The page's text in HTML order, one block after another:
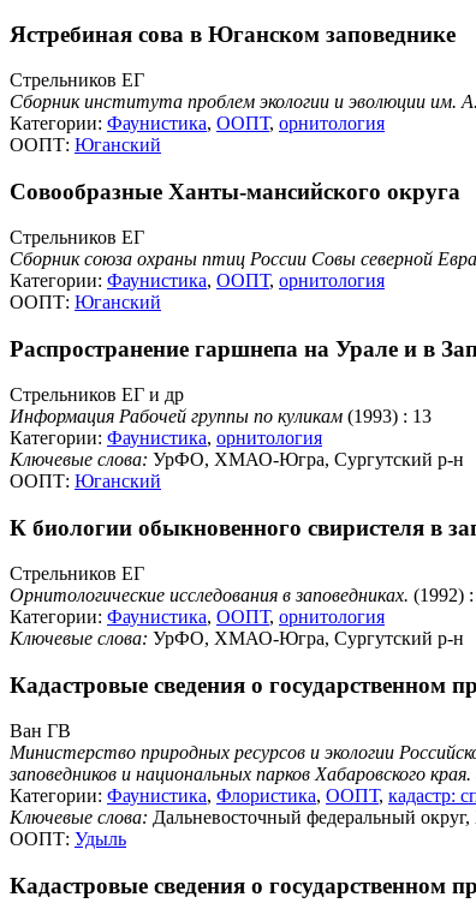
Ястребиная сова в Юганском заповеднике
Стрельников ЕГ
Сборник института проблем экологии и эволюции им.
Категории: Фаунистика, ООПТ, орнитология
ООПТ: Юганский
Совообразные Ханты-мансийского округа
Стрельников ЕГ
Сборник союза охраны птиц России Совы северной
Категории: Фаунистика, ООПТ, орнитология
ООПТ: Юганский
Распространение гаршнепа на Урале и в
Стрельников ЕГ и др
Информация Рабочей группы по куликам (1993) : 13
Категории: Фаунистика, орнитология
Ключевые слова: УрФО, ХМАО-Югра, Сургутский р-н
ООПТ: Юганский
К биологии обыкновенного свиристеля в
Стрельников ЕГ
Орнитологические исследования в заповедниках. (1992)
Категории: Фаунистика, ООПТ, орнитология
Ключевые слова: УрФО, ХМАО-Югра, Сургутский р-н
Кадастровые сведения о государственном
Ван ГВ
Министерство природных ресурсов и экологии
заповедников и национальных парков Хабаровского
Категории: Фаунистика, Флористика, ООПТ, кадастр:
Ключевые слова: Дальневосточный федеральный
ООПТ: Удыль
Кадастровые сведения о государственном